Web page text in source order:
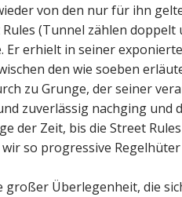
von den nur für ihn
(Tunnel zählen doppelt
Er erhielt in seiner
den wie soeben
zu Grunge, der seiner
zuverlässig nachging und
der Zeit, bis die Street
wir so progressive
großer Überlegenheit, die